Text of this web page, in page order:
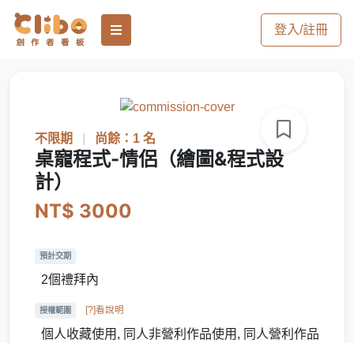
登入/註冊
不限期 尚餘：1 名
桌寵程式-情侶（繪圖&程式設
計）
NT$ 3000
預計交期
2個禮拜內
授權範圍 [?]看說明
個人收藏使用, 同人非營利作品使用, 同人營利作品